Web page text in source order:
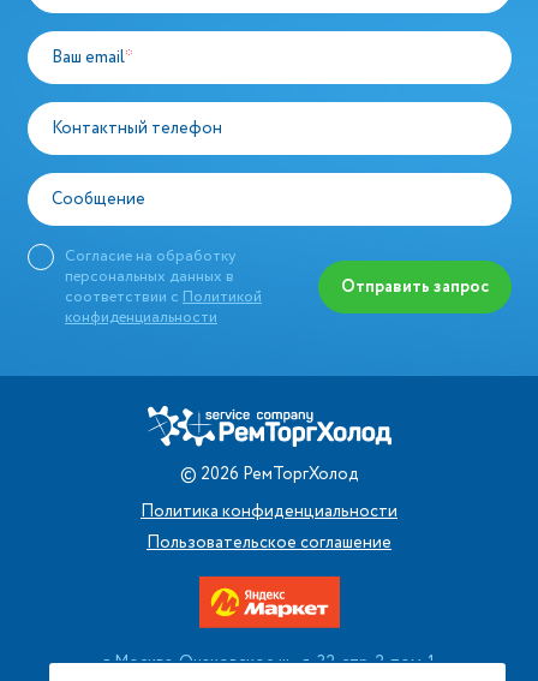
Ваш email*
Контактный телефон
Сообщение
Согласие на обработку
персональных данных в
соответствии с Политикой
конфиденциальности
Отправить запрос
© 2026 РемТоргХолод
Политика конфиденциальности
Пользовательское соглашение
г. Москва, Очаковское ш., д. 32, стр. 2, пом. 1